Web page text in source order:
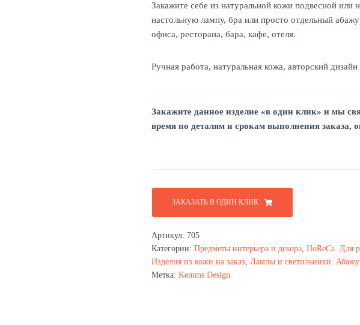
Закажите себе из натуральной кожи подвесной или
настольную лампу, бра или просто отдельный
офиса, ресторана, бара, кафе, отеля.
Ручная работа, натуральная кожа, авторский дизайн
Закажите данное изделие «в один клик» и мы
время по деталям и срокам выполнения заказа,
ЗАКАЗАТЬ В ОДИН КЛИК
Артикул: 705
Категории: Предметы интерьера и декора, HoReCa. Для
Изделия из кожи на заказ, Лампы и светильники.
Метка: Kemms Design